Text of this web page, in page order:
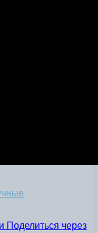
Поделиться через